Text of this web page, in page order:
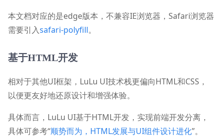
本文档对应的是edge版本，不兼容IE浏览器，Safari浏览器
需要引入safari-polyfill。
基于HTML开发
相对于其他UI框架，LuLu UI技术栈更偏向HTML和CSS，
以便更友好地还原设计和增强体验。
具体而言，LuLu UI基于HTML开发，实现前端开发分离，
具体可参考“顺势而为，HTML发展与UI组件设计进化”。